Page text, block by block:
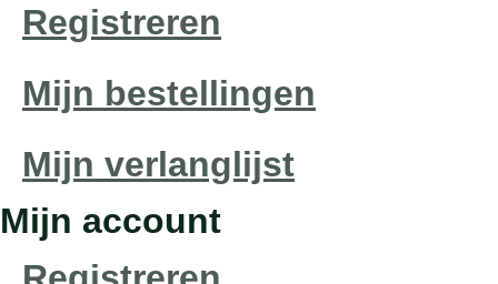
Registreren
Mijn bestellingen
Mijn verlanglijst
Mijn account